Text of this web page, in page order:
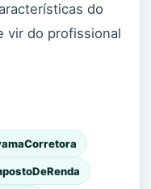
do
vir do profissional